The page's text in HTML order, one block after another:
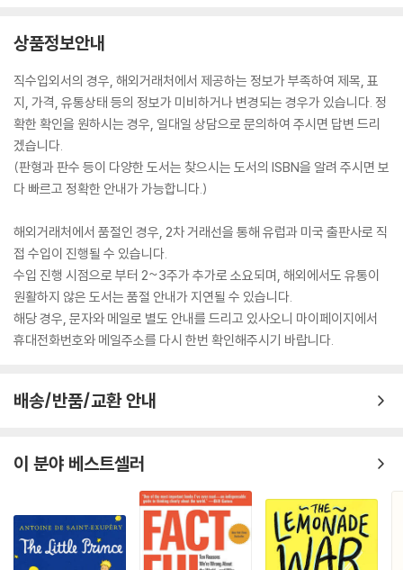
상품정보안내
직수입외서의 경우, 해외거래처에서 제공하는 정보가 부족하여 제목, 표
지, 가격, 유통상태 등의 정보가 미비하거나 변경되는 경우가 있습니다. 정
확한 확인을 원하시는 경우, 일대일 상담으로 문의하여 주시면 답변 드리
겠습니다.
(판형과 판수 등이 다양한 도서는 찾으시는 도서의 ISBN을 알려 주시면 보
다 빠르고 정확한 안내가 가능합니다.)
해외거래처에서 품절인 경우, 2차 거래선을 통해 유럽과 미국 출판사로 직
접 수입이 진행될 수 있습니다.
수입 진행 시점으로 부터 2~3주가 추가로 소요되며, 해외에서도 유통이
원활하지 않은 도서는 품절 안내가 지연될 수 있습니다.
해당 경우, 문자와 메일로 별도 안내를 드리고 있사오니 마이페이지에서
휴대전화번호와 메일주소를 다시 한번 확인해주시기 바랍니다.
배송/반품/교환 안내
이 분야 베스트셀러